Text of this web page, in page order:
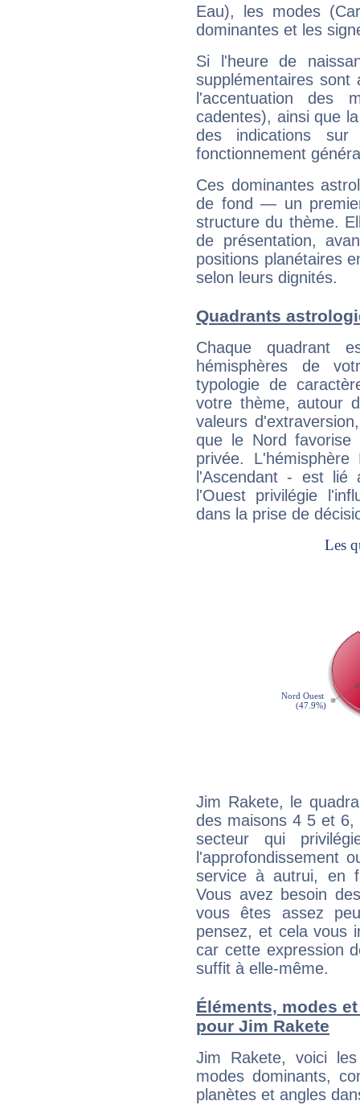
Eau), les modes
dominantes et les
Si l'heure de
supplémentaires sont
l'accentuation des
cadentes), ainsi que
des indications sur
fonctionnement
Ces dominantes
de fond — un
structure du thème.
de présentation,
positions planétaires
selon leurs dignités.
Quadrants
Chaque quadrant
hémisphères de
typologie de
votre thème, autour
valeurs
que le Nord favorise
privée.
l'Ascendant - est
l'Ouest privilégie
dans la prise de
Jim Rakete, le
des maisons 4 5 et
secteur qui
l'approfondissement
service à autrui, en
Vous avez besoin
vous êtes assez
pensez, et cela vous
car cette expression
suffit à elle-même.
Éléments, modes
pour Jim Rakete
Jim Rakete, voici
modes dominants,
planètes et angles